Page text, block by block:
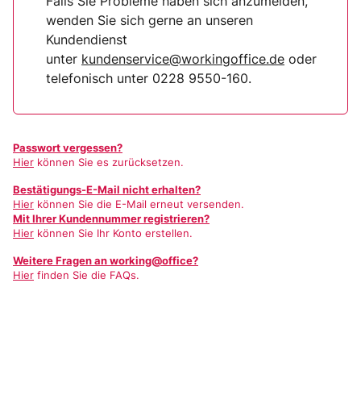
wenden Sie sich gerne an unseren
Kundendienst
unter kundenservice@workingoffice.de oder
telefonisch unter 0228 9550-160.
Passwort vergessen?
Hier können Sie es zurücksetzen.
Bestätigungs-E-Mail nicht erhalten?
Hier können Sie die E-Mail erneut versenden.
Mit Ihrer Kundennummer registrieren?
Hier können Sie Ihr Konto erstellen.
Weitere Fragen an working@office?
Hier finden Sie die FAQs.